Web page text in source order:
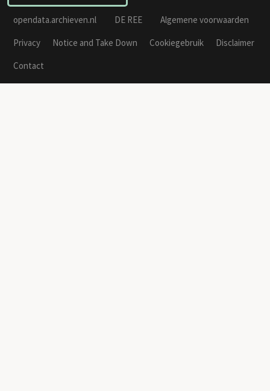
opendata.archieven.nl DE REE
Algemene voorwaarden
Privacy
Notice and Take Down Cookiegebruik
Disclaimer
Contact